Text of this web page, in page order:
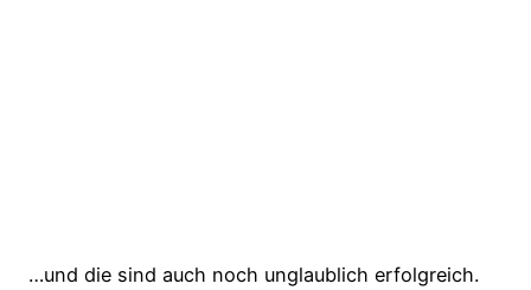
…und die sind auch noch unglaublich erfolgreich.